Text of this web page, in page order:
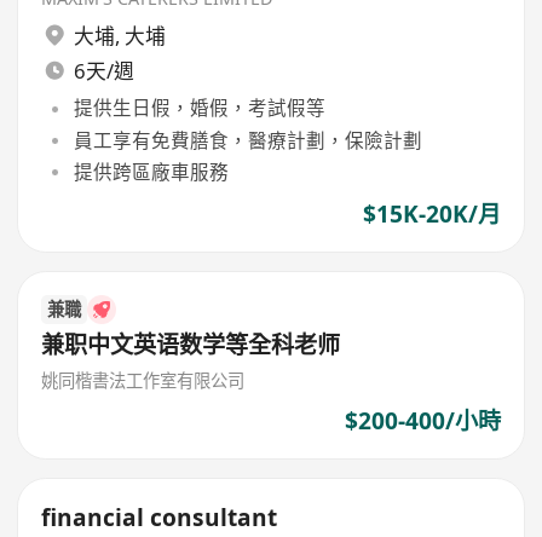
大埔, 大埔
6天/週
提供生日假，婚假，考試假等
員工享有免費膳食，醫療計劃，保險計劃
提供跨區廠車服務
$15K-20K/月
兼職
兼职中文英语数学等全科老师
姚同楷書法工作室有限公司
$200-400/小時
financial consultant